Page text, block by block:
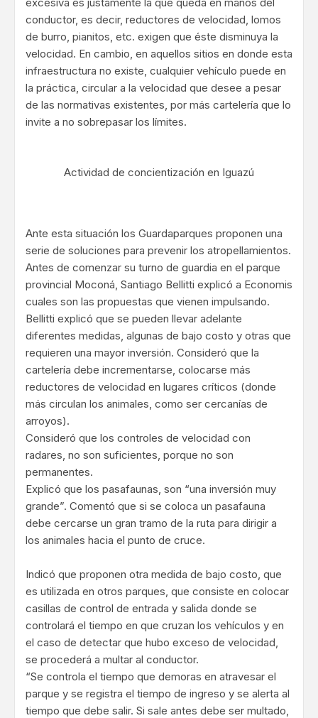
conductor, es decir, reductores de velocidad, lomos
de burro, pianitos, etc. exigen que éste disminuya la
velocidad. En cambio, en aquellos sitios en donde esta
infraestructura no existe, cualquier vehículo puede en
la práctica, circular a la velocidad que desee a pesar
de las normativas existentes, por más cartelería que lo
invite a no sobrepasar los límites.
Actividad de concientización en Iguazú
Ante esta situación los Guardaparques proponen una
serie de soluciones para prevenir los atropellamientos.
Antes de comenzar su turno de guardia en el parque
provincial Moconá, Santiago Bellitti explicó a Economis
cuales son las propuestas que vienen impulsando.
Bellitti explicó que se pueden llevar adelante
diferentes medidas, algunas de bajo costo y otras que
requieren una mayor inversión. Consideró que la
cartelería debe incrementarse, colocarse más
reductores de velocidad en lugares críticos (donde
más circulan los animales, como ser cercanías de
arroyos).
Consideró que los controles de velocidad con
radares, no son suficientes, porque no son
permanentes.
Explicó que los pasafaunas, son “una inversión muy
grande”. Comentó que si se coloca un pasafauna
debe cercarse un gran tramo de la ruta para dirigir a
los animales hacia el punto de cruce.
Indicó que proponen otra medida de bajo costo, que
es utilizada en otros parques, que consiste en colocar
casillas de control de entrada y salida donde se
controlará el tiempo en que cruzan los vehículos y en
el caso de detectar que hubo exceso de velocidad,
se procederá a multar al conductor.
“Se controla el tiempo que demoras en atravesar el
parque y se registra el tiempo de ingreso y se alerta al
tiempo que debe salir. Si sale antes debe ser multado,